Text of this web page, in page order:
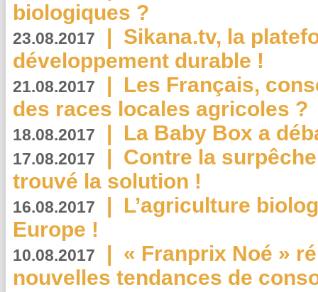
biologiques ?
23.08.2017 | Sikana.tv, la
développement durable !
21.08.2017 | Les Français,
des races locales agricoles ?
18.08.2017 | La Baby Box a
17.08.2017 | Contre la
trouvé la solution !
16.08.2017 | L’agriculture
Europe !
10.08.2017 | « Franprix Noé »
nouvelles tendances de